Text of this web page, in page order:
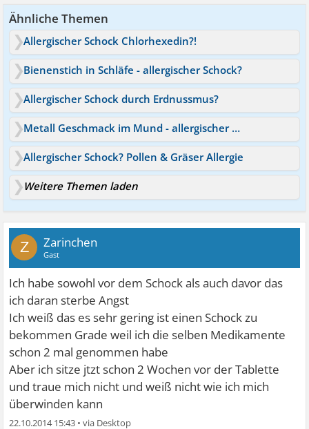
Ähnliche Themen
Allergischer Schock Chlorhexedin?!
Bienenstich in Schläfe - allergischer Schock?
Allergischer Schock durch Erdnussmus?
Metall Geschmack im Mund - allergischer Schock?
Allergischer Schock? Pollen & Gräser Allergie
Weitere Themen laden
Z Zarinchen
Gast
Ich habe sowohl vor dem Schock als auch davor das
ich daran sterbe Angst
Ich weiß das es sehr gering ist einen Schock zu
bekommen Grade weil ich die selben Medikamente
schon 2 mal genommen habe
Aber ich sitze jtzt schon 2 Wochen vor der Tablette
und traue mich nicht und weiß nicht wie ich mich
überwinden kann
22.10.2014 15:43 •